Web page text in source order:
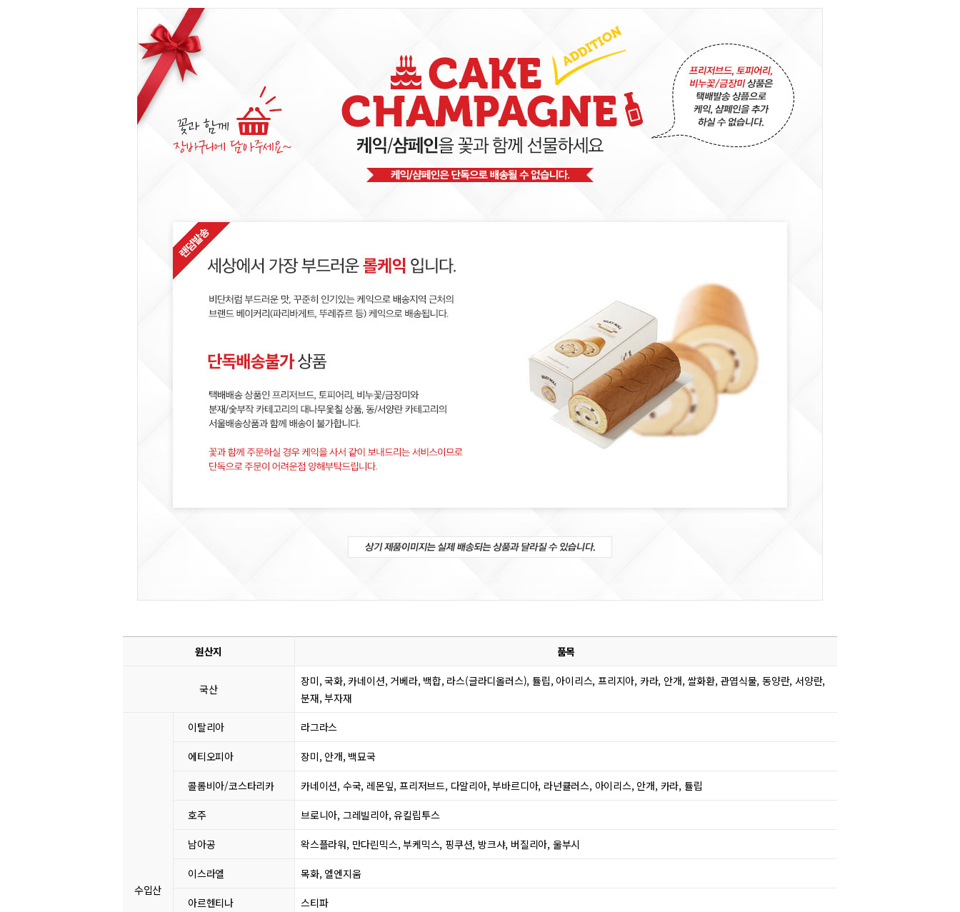
원산지 품목
국산
장미, 국화, 카네이션, 거베라, 백합, 라스(글라디올러스), 튤립, 아이리스, 프리지아, 카라, 안개, 쌀화환, 관엽식물, 동양란, 서양란,
분재, 부자재
수입산
이탈리아 라그라스
에티오피아 장미, 안개, 백묘국
콜롬비아/코스타리카 카네이션, 수국, 레몬잎, 프리저브드, 다알리아, 부바르디아, 라넌큘러스, 아이리스, 안개, 카라, 튤립
호주 브로니아, 그레빌리아, 유킬립투스
남아공 왁스플라워, 만다린믹스, 부케믹스, 핑쿠션, 방크샤, 버질리아, 울부시
이스라엘 목화, 엘엔지움
아르헨티나 스티파